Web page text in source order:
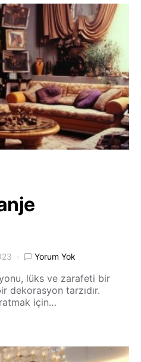
Yorum Yok
lüks ve zarafeti bir
dekorasyon tarzıdır.
için…